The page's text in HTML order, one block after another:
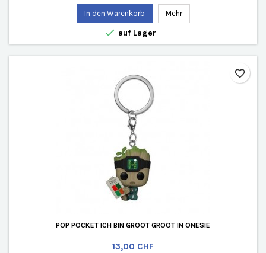
In den Warenkorb Mehr
 auf Lager
POP POCKET ICH BIN GROOT GROOT IN ONESIE
Preis
13,00 CHF
favorite_border